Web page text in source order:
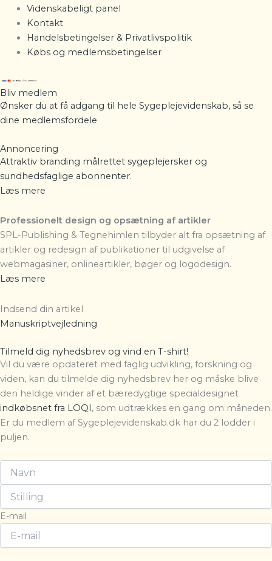
Videnskabeligt panel
Kontakt
Handelsbetingelser & Privatlivspolitik
Købs og medlemsbetingelser
Bliv medlem
Ønsker du at få adgang til hele Sygeplejevidenskab, så se
dine medlemsfordele
Annoncering
Attraktiv branding målrettet sygeplejersker og
sundhedsfaglige abonnenter.
Læs mere
Professionelt design og opsætning af artikler
SPL-Publishing & Tegnehimlen tilbyder alt fra opsætning af
artikler og redesign af publikationer til udgivelse af
webmagasiner, onlineartikler, bøger og logodesign.
Læs mere
Indsend din artikel
Manuskriptvejledning
Tilmeld dig nyhedsbrev og vind en T-shirt!
Vil du være opdateret med faglig udvikling, forskning og
viden, kan du tilmelde dig nyhedsbrev her og måske blive
den heldige vinder af et bæredygtige specialdesignet
indkøbsnet fra LOQI , som udtrækkes en gang om måneden.
Er du medlem af Sygeplejevidenskab.dk har du 2 lodder i
puljen.
E-mail